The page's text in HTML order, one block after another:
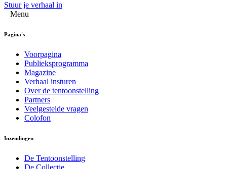
Stuur je verhaal in
Menu
Pagina's
Voorpagina
Publieksprogramma
Magazine
Verhaal insturen
Over de tentoonstelling
Partners
Veelgestelde vragen
Colofon
Inzendingen
De Tentoonstelling
De Collectie